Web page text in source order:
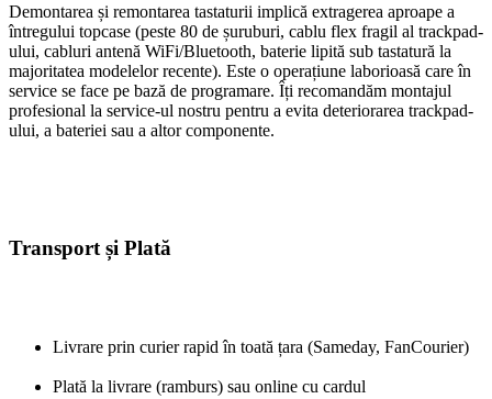
Demontarea și remontarea tastaturii implică extragerea aproape a
întregului topcase (peste 80 de șuruburi, cablu flex fragil al trackpad-
ului, cabluri antenă WiFi/Bluetooth, baterie lipită sub tastatură la
majoritatea modelelor recente). Este o operațiune laborioasă care în
service se face pe bază de programare. Îți recomandăm montajul
profesional la service-ul nostru pentru a evita deteriorarea trackpad-
ului, a bateriei sau a altor componente.
Transport și Plată
Livrare prin curier rapid în toată țara (Sameday, FanCourier)
Plată la livrare (ramburs) sau online cu cardul